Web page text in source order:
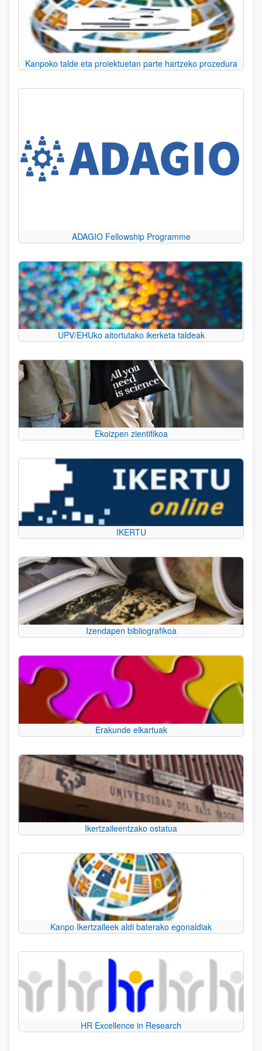
Kanpoko talde eta proiektuetan parte hartzeko prozedura
ADAGIO Fellowship Programme
UPV/EHUko aitortutako ikerketa taldeak
Ekoizpen zientifikoa
IKERTU
Izendapen bibliografikoa
Erakunde elkartuak
Ikertzaileentzako ostatua
Kanpo Ikertzaileek aldi baterako egonaldiak
HR Excellence in Research